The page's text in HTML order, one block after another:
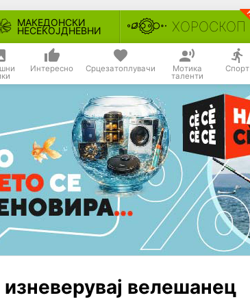
МАКЕДОНСКИ
НЕСЕКОЈДНЕВНИ ХОРОСКОП
Интересно Срцезатоплувачи Мотика
таленти
Спорт
велешанец